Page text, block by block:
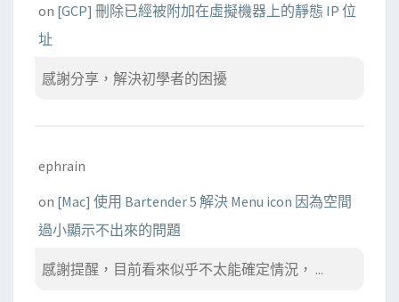
on [GCP] 刪除已經被附加在虛擬機器上的靜態 IP 位
址
感謝分享，解決初學者的困擾
ephrain
on [Mac] 使用 Bartender 5 解決 Menu icon 因為空間
過小顯示不出來的問題
感謝提醒，目前看來似乎不太能確定情況， ...